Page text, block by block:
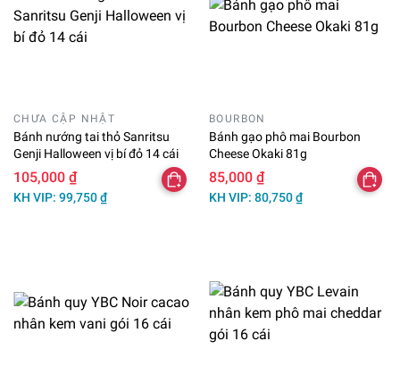
CHƯA CẬP NHẬT
Bánh nướng tai thỏ Sanritsu
Genji Halloween vị bí đỏ 14 cái
105,000 ₫
KH VIP: 99,750 ₫
BOURBON
Bánh gạo phô mai Bourbon
Cheese Okaki 81g
85,000 ₫
KH VIP: 80,750 ₫